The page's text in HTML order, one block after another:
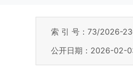
索 引 号：73/2026-
公开日期：2026-02-